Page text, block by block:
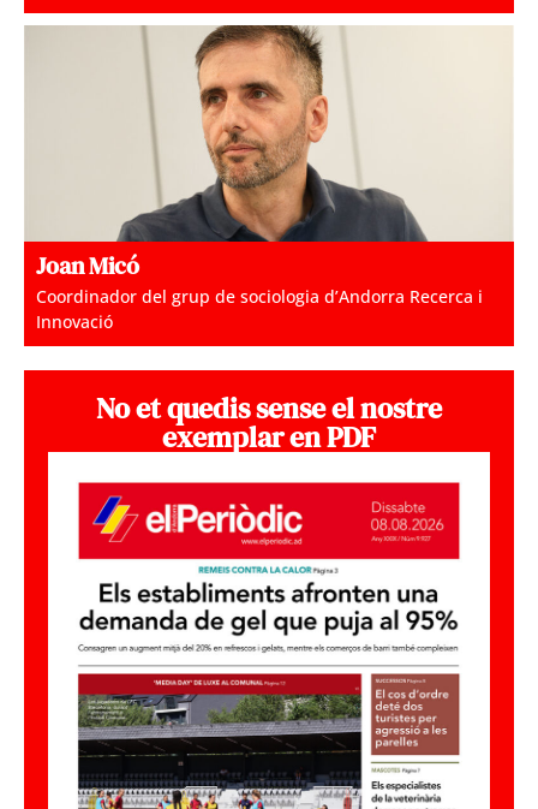
Joan Micó
Coordinador del grup de sociologia d’Andorra Recerca i
Innovació
No et quedis sense el nostre
exemplar en PDF